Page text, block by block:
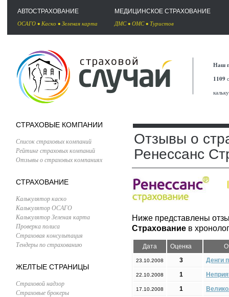
АВТОСТРАХОВАНИЕ
ОСАГО • Каско • Зеленая карта
МЕДИЦИНСКОЕ СТРАХОВАНИЕ
ДМС• ОМС• Туристов
Наш
1109
СТРАХОВЫЕ КОМПАНИИ
Список страховых компаний
Рейтинг страховых компаний
Отзывы о страховых компаниях
СТРАХОВАНИЕ
Калькулятор каско
Калькулятор ОСАГО
Калькулятор Зеленая карта
Проверка полиса
Страховая консультация
Тендеры по страхованию
ЖЕЛТЫЕ СТРАНИЦЫ
Страховой надзор
Страховые брокеры
Отзывы о
Ренессанс
Ниже представлены
Страхование в
Дата Оценка
23.10.2008 3 Денги
22.10.2008 1
17.10.2008 1